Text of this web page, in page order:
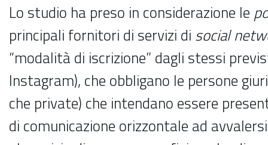
Lo studio ha preso in considerazione le
principali fornitori di servizi di social
“modalità di iscrizione” dagli stessi
Instagram), che obbligano le persone
che private) che intendano essere
di comunicazione orizzontale ad